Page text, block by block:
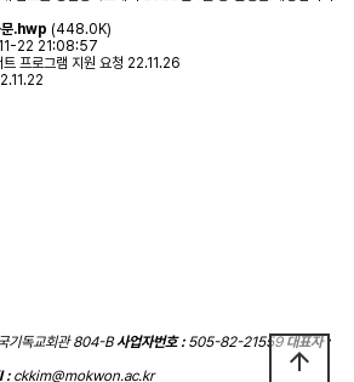
문.hwp (448.0K)
22 21:08:57
프로그램 지원 요청 22.11.26
기독교회관 804-B 사업자번호 : 505-82-21559 대표자 :
: ckkim@mokwon.ac.kr arrow_upward